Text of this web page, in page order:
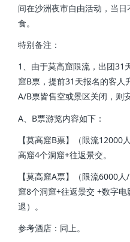
间在沙洲夜市自由活动，当
食。
特别备注：
1、由于莫高窟限流，出团31
窟B票，提前31天报名的客人
A/B票皆售空或景区关闭，则
A、B票游览内容如下：
【莫高窟B票】（限流12000
高窟4个洞窟+往返景交。
【莫高窟A票】（限流6000
窟8个洞窟+往返景交 +数字
退）。
参考酒店：同上。